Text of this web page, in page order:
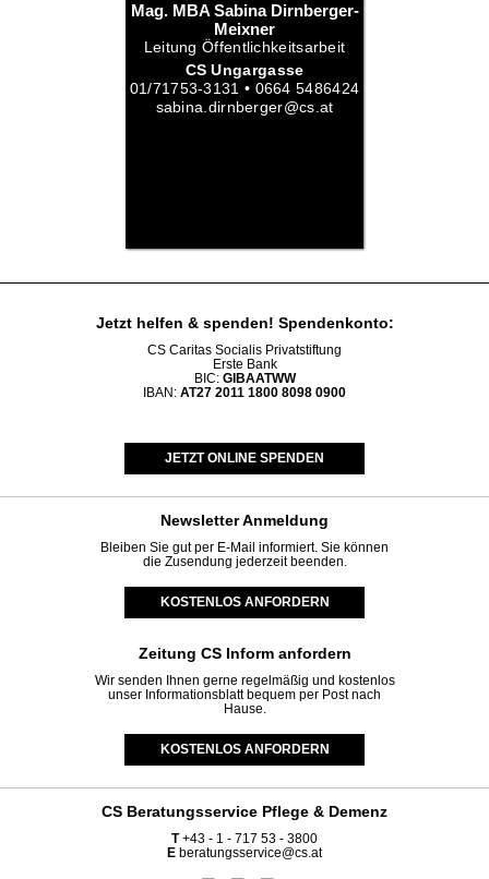
Mag. MBA Sabina Dirnberger-
Meixner
Leitung Öffentlichkeitsarbeit
CS Ungargasse
01/71753-3131 • 0664 5486424
sabina.dirnberger@cs.at
Jetzt helfen & spenden! Spendenkonto:
CS Caritas Socialis Privatstiftung
Erste Bank
BIC: GIBAATWW
IBAN: AT27 2011 1800 8098 0900
JETZT ONLINE SPENDEN
NewsletterAnmeldung
Bleiben Sie gut per E-Mail informiert. Sie können
die Zusendung jederzeit beenden.
KOSTENLOS ANFORDERN
Zeitung CS Inform anfordern
Wir senden Ihnen gerne regelmäßig und kostenlos
unser Informationsblatt bequem per Post nach
Hause.
KOSTENLOS ANFORDERN
CS Beratungsservice Pflege & Demenz
T+43 - 1 - 717 53 - 3800
E beratungsservice@cs.at